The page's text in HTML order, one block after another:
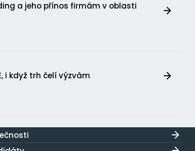
a jeho přínos firmám v oblasti
i když trh čelí výzvám